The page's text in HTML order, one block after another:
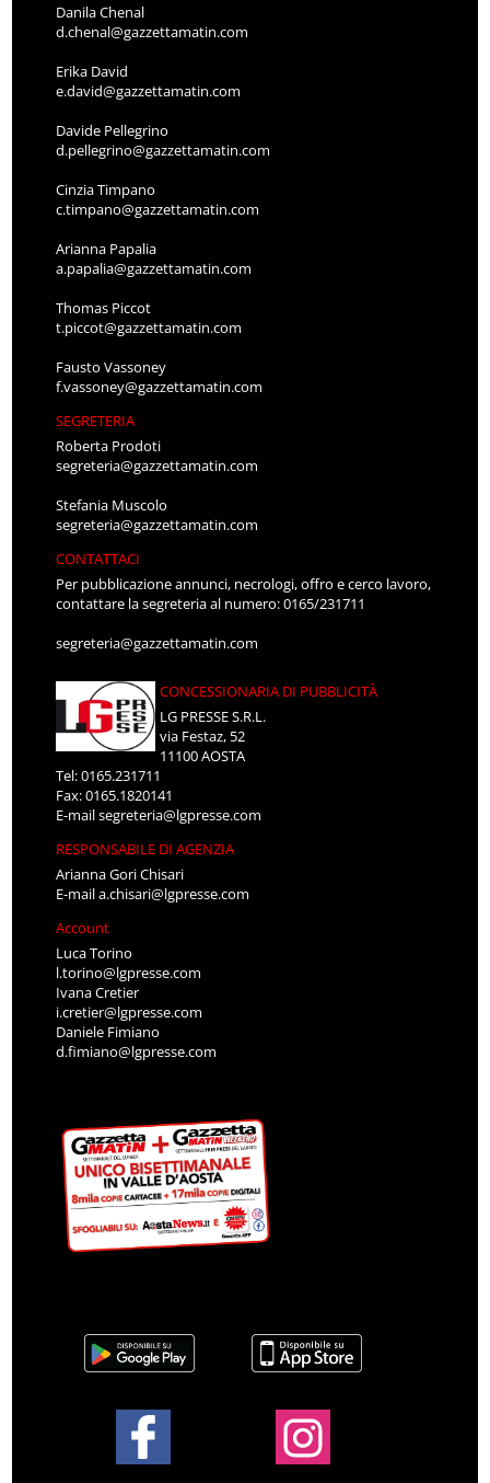
Danila Chenal
d.chenal@gazzettamatin.com
Erika David
e.david@gazzettamatin.com
Davide Pellegrino
d.pellegrino@gazzettamatin.com
Cinzia Timpano
c.timpano@gazzettamatin.com
Arianna Papalia
a.papalia@gazzettamatin.com
Thomas Piccot
t.piccot@gazzettamatin.com
Fausto Vassoney
f.vassoney@gazzettamatin.com
SEGRETERIA
Roberta Prodoti
segreteria@gazzettamatin.com
Stefania Muscolo
segreteria@gazzettamatin.com
CONTATTACI
Per pubblicazione annunci, necrologi, offro e cerco lavoro,
contattare la segreteria al numero: 0165/231711
segreteria@gazzettamatin.com
CONCESSIONARIA DI PUBBLICITÀ
LG PRESSE S.R.L.
via Festaz, 52
11100 AOSTA
Tel: 0165.231711
Fax: 0165.1820141
E-mailsegreteria@lgpresse.com
RESPONSABILE DI AGENZIA
Arianna Gori Chisari
E-maila.chisari@lgpresse.com
Account
Luca Torino
l.torino@lgpresse.com
Ivana Cretier
i.cretier@lgpresse.com
Daniele Fimiano
d.fimiano@lgpresse.com